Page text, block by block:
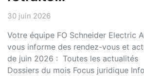
30 juin 2026
Votre équipe FO Schneider Electric
vous informe des rendez-vous et
de juin 2026 : Toutes les actualités
Dossiers du mois Focus juridique